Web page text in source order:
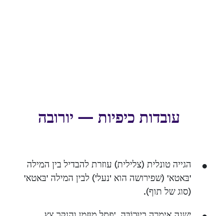
עובדות כיפיות — יורובה
הגייה טונלית (צלילית) עוזרת להבדיל בין המילה
'בּאטא' (שפירושה הוא 'נעל') לבין המילה 'בּאטא'
(סוג של תוף).